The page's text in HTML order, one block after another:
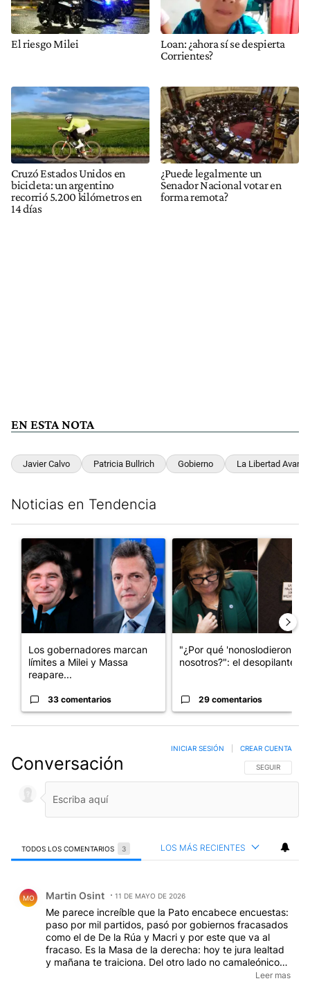
El riesgo Milei
Loan: ¿ahora sí se despierta
Corrientes?
Cruzó Estados Unidos en
bicicleta: un argentino
recorrió 5.200 kilómetros en
14 días
¿Puede legalmente un
Senador Nacional votar en
forma remota?
EN ESTA NOTA
Javier Calvo Patricia Bullrich Gobierno La Libertad Avanza
Noticias en Tendencia
Un artículo de tendencia con el título "Los gobernadores
Los gobernadores marcan
límites a Milei y Massa
reapare...
33 comentarios
Un artículo de tendencia con
"¿Por qué 'nonoslodieron' a
nosotros?": el desopilante ...
29 comentarios
Conversación SIGA ESTA
SEGUIR
INICIAR SESIÓN CREAR CUENTA
TODOS LOS COMENTARIOS 3 LOS MÁS RECIENTES
MO Martin Osint 11 DE MAYO DE 2026
Me parece increíble que la Pato encabece encuestas:
paso por mil partidos, pasó por gobiernos fracasados
como el de De la Rúa y Macri y por este que va al
fracaso. Es la Masa de la derecha: hoy te jura lealtad
y mañana te traiciona. Del otro lado no camaleónico
como la anterior pero también un fracaso el Axel: fue
Leer mas